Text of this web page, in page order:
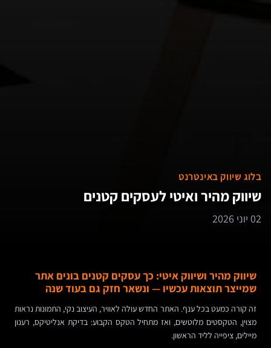
בלוג שיווק באינטרנט
שיווק מהיר ואיטי לעסקים קטנים
02 יוני 2026
שיווק מהיר ושיווק איטי: כך עסקים קטנים בונים אתר
שמייצר תוצאות עכשיו — ונשאר חזק גם בעוד שנה
זה קורה כמעט בכל ענף. האתר החדש עולה לאוויר, העיצוב נקי, התמונות נראות
מצוין, הטקסטים מלוטשים, ואז מתחיל הטקס הקבוע: בדיקת אנליטיקס, רענון
מיילים, ציפייה לליד הראשון.